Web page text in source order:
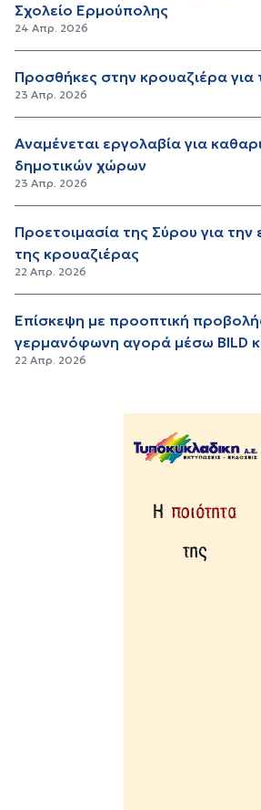
Σχολείο Ερμούπολης
24 Απρ. 2026
Προσθήκες στην κρουαζιέρα για
23 Απρ. 2026
Αναμένεται εργολαβία για
δημοτικών χώρων
23 Απρ. 2026
Προετοιμασία της Σύρου για την
της κρουαζιέρας
22 Απρ. 2026
Επίσκεψη με προοπτική
γερμανόφωνη αγορά μέσω BILD
22 Απρ. 2026